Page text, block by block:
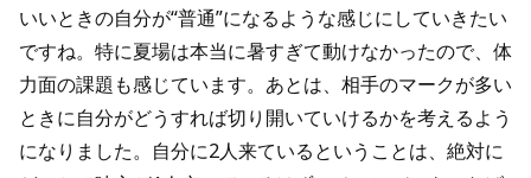
いいときの自分が“普通”になるような感じにしていきたい
ですね。特に夏場は本当に暑すぎて動けなかったので、体
力面の課題も感じています。あとは、相手のマークが多い
ときに自分がどうすれば切り開いていけるかを考えるよう
になりました。自分に2人来ているということは、絶対に